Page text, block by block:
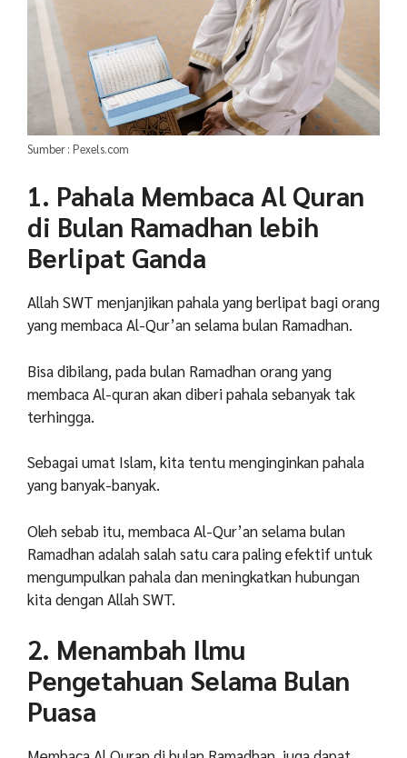
Sumber : Pexels.com
1. Pahala Membaca Al Quran
di Bulan Ramadhan lebih
Berlipat Ganda
AllahSWT menjanjikanpahalayangberlipat bagiorang
yangmembacaAl-Qur’anselamabulan Ramadhan.
Bisa dibilang, pada bulan Ramadhan orang yang
membaca Al-quran akan diberi pahala sebanyak tak
terhingga.
Sebagaiumat Islam, kita tentumenginginkanpahala
yangbanyak-banyak.
Olehsebab itu, membacaAl-Qur’anselamabulan
Ramadhanadalahsalahsatucarapalingefektifuntuk
mengumpulkanpahaladanmeningkatkanhubungan
kitadenganAllahSWT.
2. Menambah Ilmu
Pengetahuan Selama Bulan
Puasa